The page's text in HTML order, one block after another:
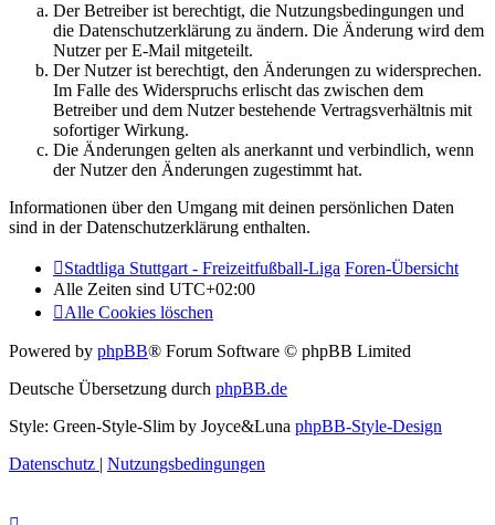
Der Betreiber ist berechtigt, die Nutzungsbedingungen und
die Datenschutzerklärung zu ändern. Die Änderung wird dem
Nutzer per E-Mail mitgeteilt.
Der Nutzer ist berechtigt, den Änderungen zu widersprechen.
Im Falle des Widerspruchs erlischt das zwischen dem
Betreiber und dem Nutzer bestehende Vertragsverhältnis mit
sofortiger Wirkung.
Die Änderungen gelten als anerkannt und verbindlich, wenn
der Nutzer den Änderungen zugestimmt hat.
Informationen über den Umgang mit deinen persönlichen Daten
sind in der Datenschutzerklärung enthalten.
Stadtliga Stuttgart - Freizeitfußball-Liga Foren-Übersicht
Alle Zeiten sind UTC+02:00
Alle Cookies löschen
Powered by phpBB® Forum Software © phpBB Limited
Deutsche Übersetzung durch phpBB.de
Style: Green-Style-Slim by Joyce&Luna phpBB-Style-Design
Datenschutz | Nutzungsbedingungen